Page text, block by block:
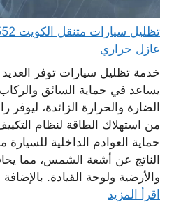
عازل حراري
خدمة تظليل سيارات توفر
يساعد في حماية السائق
الضارة والحرارة الزائدة، ليوفر
من استهلاك الطاقة لنظام
حماية العوادم الداخلية للسيارة
الناتج عن أشعة الشمس، مما
والأرضية ولوحة القيادة.
اقرأ المزيد